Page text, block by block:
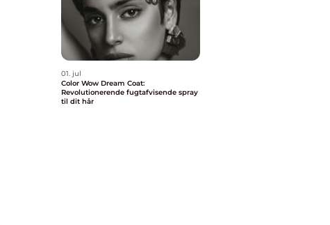
01. jul
Color Wow Dream Coat:
Revolutionerende fugtafvisende spray
til dit hår